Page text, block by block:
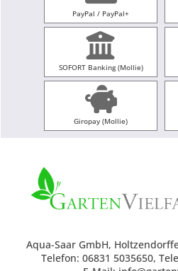
PayPal / PayPal+
SOFORT Banking (Mollie)
Giropay (Mollie)
Aqua-Saar GmbH,
Telefon: 06831 5035650,